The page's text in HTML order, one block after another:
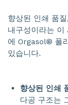
향상된 인쇄 품
내구성이라는 이
에 Orgasol® 폴
있습니다.
향상된 인쇄
다공 구조는